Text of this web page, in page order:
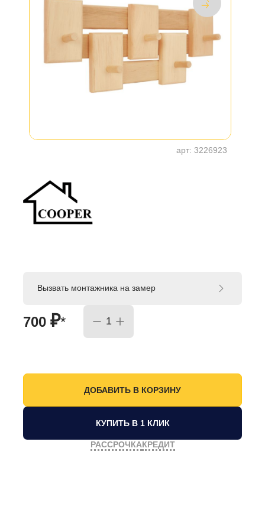
арт: 3226923
700 ₽*
Вызвать монтажника на замер
КУПИТЬ В 1 КЛИК
РАССРОЧКАКРЕДИТ